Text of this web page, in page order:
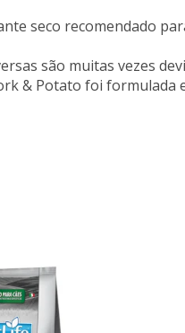
seco recomendado
são muitas vezes
& Potato foi formulada